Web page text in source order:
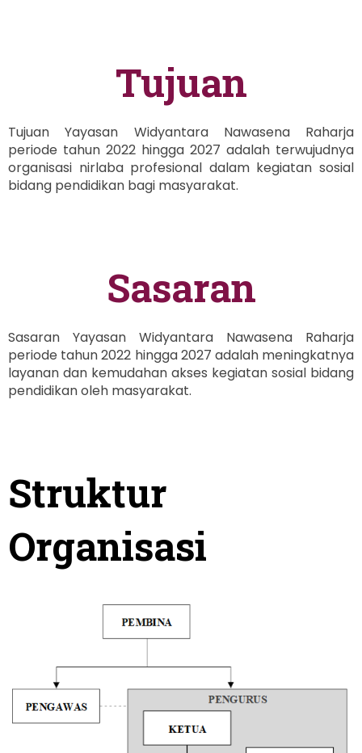
Tujuan
Tujuan Yayasan Widyantara Nawasena Raharja
periode tahun 2022 hingga 2027 adalah terwujudnya
organisasi nirlaba profesional dalam kegiatan sosial
bidang pendidikan bagi masyarakat.
Sasaran
Sasaran Yayasan Widyantara Nawasena Raharja
periode tahun 2022 hingga 2027 adalah meningkatnya
layanan dan kemudahan akses kegiatan sosial bidang
pendidikan oleh masyarakat.
Struktur
Organisasi